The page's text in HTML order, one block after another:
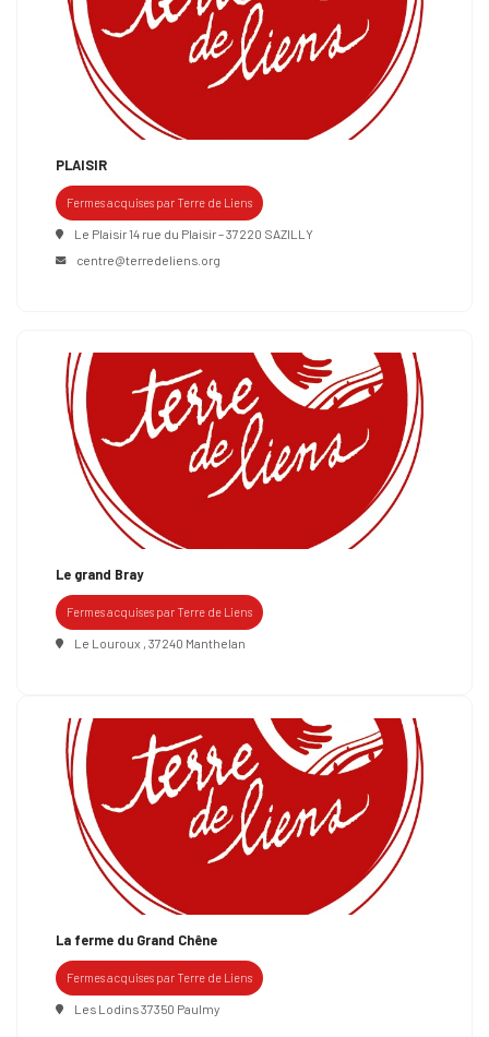
PLAISIR
Fermes acquises par Terre de Liens
Le Plaisir 14 rue du Plaisir – 37220 SAZILLY
centre@terredeliens.org
Le grand Bray
Fermes acquises par Terre de Liens
Le Louroux , 37240 Manthelan
La ferme du Grand Chêne
Fermes acquises par Terre de Liens
Les Lodins 37350 Paulmy